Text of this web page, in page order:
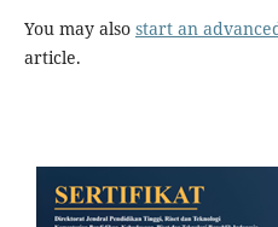
You may also start an
article.